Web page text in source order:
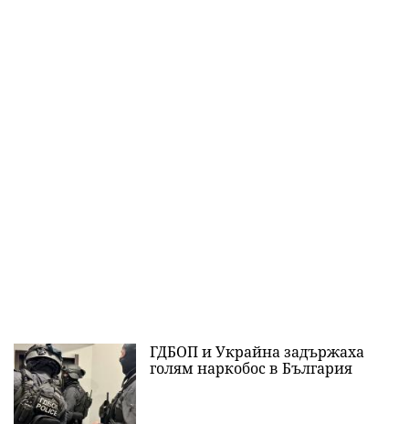
ГДБОП и Украйна задържаха
голям наркобос в България